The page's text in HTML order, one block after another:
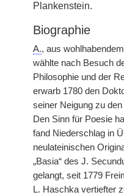
Plankenstein.
Biographie
A., aus
wählte nach Besuch
Philosophie und der
erwarb 1780 den
seiner Neigung zu
Den Sinn für Poesie
fand Niederschlag in
neulateinischen
„Basia“ des J.
gelangt, seit 1779
L. Haschka vertiefter